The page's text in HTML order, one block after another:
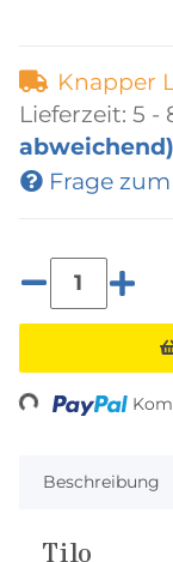
Knapper
Lieferzeit: 5 -
abweichend)
Frage
Beschreibung
Tilo